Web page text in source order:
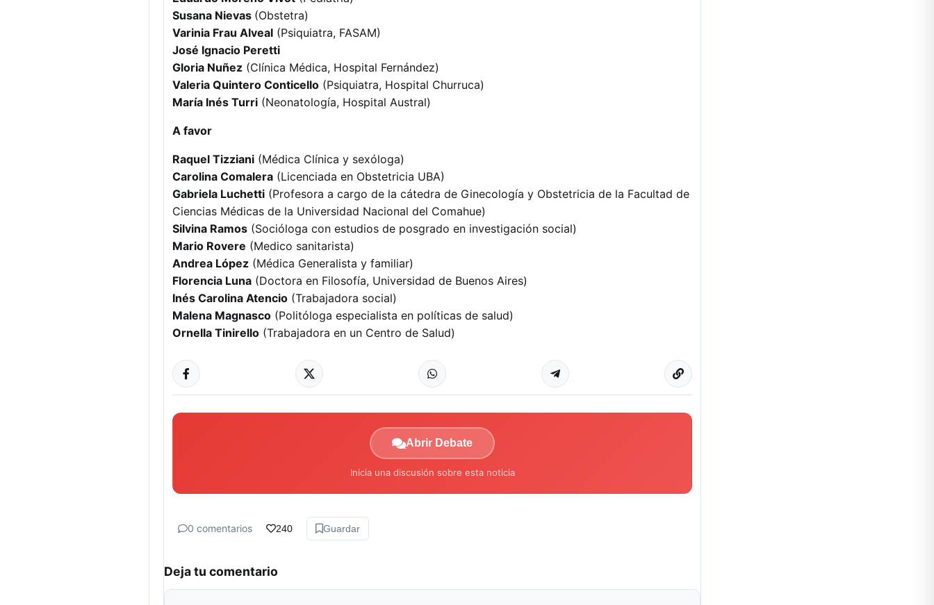
Susana Nievas (Obstetra)
Varinia Frau Alveal (Psiquiatra, FASAM)
José Ignacio Peretti
Gloria Nuñez (Clínica Médica, Hospital Fernández)
Valeria Quintero Conticello (Psiquiatra, Hospital Churruca)
María Inés Turri (Neonatología, Hospital Austral)
A favor
Raquel Tizziani (Médica Clínica y sexóloga)
Carolina Comalera (Licenciada en Obstetricia UBA)
Gabriela Luchetti (Profesora a cargo de la cátedra de Ginecología y Obstetricia de la Facultad de
Ciencias Médicas de la Universidad Nacional del Comahue)
Silvina Ramos (Socióloga con estudios de posgrado en investigación social)
Mario Rovere (Medico sanitarista)
Andrea López (Médica Generalista y familiar)
Florencia Luna (Doctora en Filosofía, Universidad de Buenos Aires)
Inés Carolina Atencio (Trabajadora social)
Malena Magnasco (Politóloga especialista en políticas de salud)
Ornella Tinirello (Trabajadora en un Centro de Salud)
Abrir Debate
Inicia una discusión sobre esta noticia
0 comentarios 240 Guardar
Deja tu comentario